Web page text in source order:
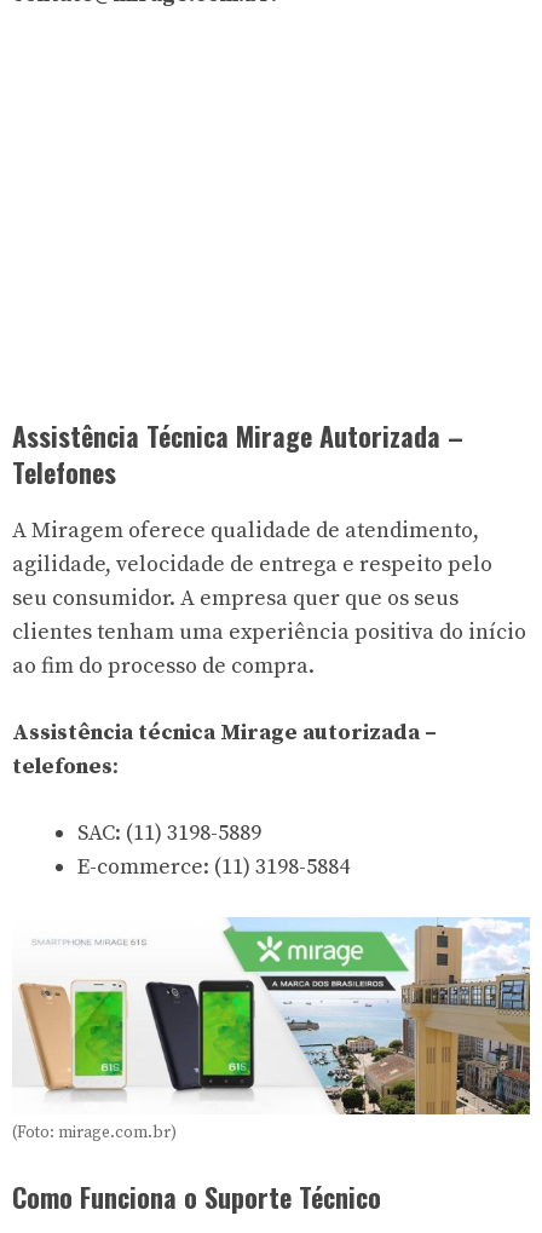
Assistência Técnica Mirage Autorizada –
Telefones
A Miragem oferece qualidade de atendimento,
agilidade, velocidade de entrega e respeito pelo
seu consumidor. A empresa quer que os seus
clientes tenham uma experiência positiva do início
ao fim do processo de compra.
Assistência técnica Mirage autorizada –
telefones:
SAC: (11) 3198-5889
E-commerce: (11) 3198-5884
(Foto: mirage.com.br)
Como Funciona o Suporte Técnico